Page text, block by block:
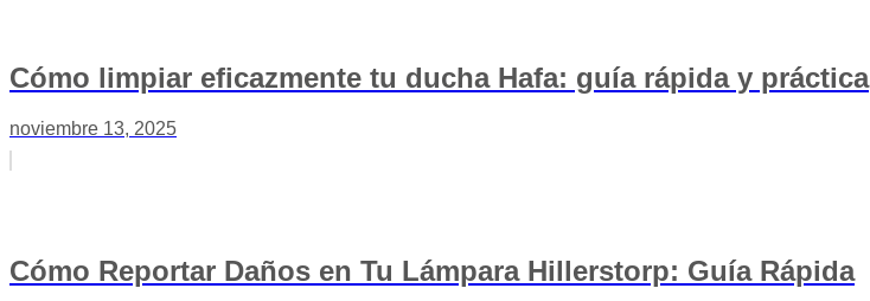
Cómo limpiar eficazmente tu ducha Hafa: guía rápida y práctica
noviembre 13, 2025
Cómo Reportar Daños en Tu Lámpara Hillerstorp: Guía Rápida